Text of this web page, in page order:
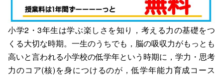
小学2・3年生は学ぶ楽しさを知り，考える力の基礎をつ
くる大切な時期。一生のうちでも，脳の吸収力がもっとも
高いと言われる小学校の低学年という時期に，学力・思考
力のコア(核)を身につけるのが，低学年能力育成コース